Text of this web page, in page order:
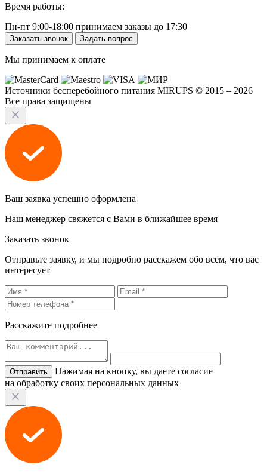
Время работы:
Пн-пт 9:00-18:00 принимаем заказы до 17:30
Заказать звонок Задать вопрос
Мы принимаем к оплате
Источники бесперебойного питания MIRUPS © 2015 – 2026
Все права защищены
Ваш заявка успешно оформлена
Наш менеджер свяжется с Вами в ближайшее время
Заказать звонок
Отправьте заявку, и мы подробно расскажем обо всём, что вас
интересует
Расскажите подробнее
Нажимая на кнопку, вы даете согласие
на обработку своих персональных данных